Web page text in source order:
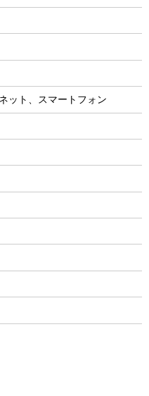
ット、スマートフォン